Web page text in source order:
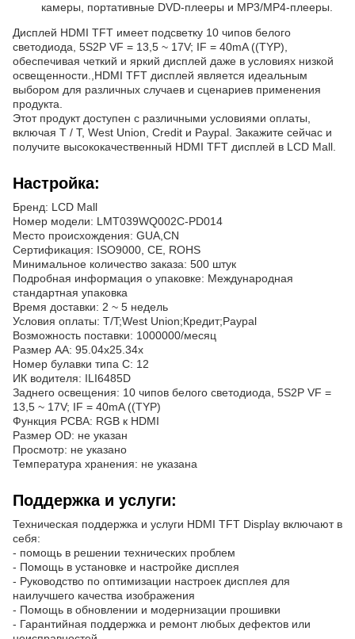
камеры, портативные DVD-плееры и MP3/MP4-плееры.
Дисплей HDMI TFT имеет подсветку 10 чипов белого
светодиода, 5S2P VF = 13,5 ~ 17V; IF = 40mA ((TYP),
обеспечивая четкий и яркий дисплей даже в условиях низкой
освещенности.,HDMI TFT дисплей является идеальным
выбором для различных случаев и сценариев применения
продукта.
Этот продукт доступен с различными условиями оплаты,
включая T / T, West Union, Credit и Paypal. Закажите сейчас и
получите высококачественный HDMI TFT дисплей в LCD Mall.
Настройка:
Бренд: LCD Mall
Номер модели: LMT039WQ002C-PD014
Место происхождения: GUA,CN
Сертификация: ISO9000, CE, ROHS
Минимальное количество заказа: 500 штук
Подробная информация о упаковке: Международная
стандартная упаковка
Время доставки: 2 ~ 5 недель
Условия оплаты: T/T;West Union;Кредит;Paypal
Возможность поставки: 1000000/месяц
Размер AA: 95.04x25.34x
Номер булавки типа С: 12
ИК водителя: ILI6485D
Заднего освещения: 10 чипов белого светодиода, 5S2P VF =
13,5 ~ 17V; IF = 40mA ((TYP)
Функция PCBA: RGB к HDMI
Размер OD: не указан
Просмотр: не указано
Температура хранения: не указана
Поддержка и услуги:
Техническая поддержка и услуги HDMI TFT Display включают в
себя:
- помощь в решении технических проблем
- Помощь в установке и настройке дисплея
- Руководство по оптимизации настроек дисплея для
наилучшего качества изображения
- Помощь в обновлении и модернизации прошивки
- Гарантийная поддержка и ремонт любых дефектов или